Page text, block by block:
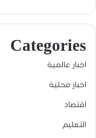
Categories
اخبار عالمية
اخبار محلية
اقتصاد
التعليم